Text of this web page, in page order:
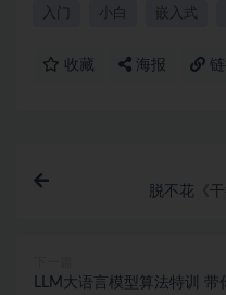
入门 小白 嵌入式
收藏 海报 链
脱不花《
LLM大语言模型算法特训 带